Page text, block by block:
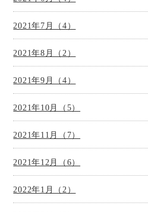
2021年7月（4）
2021年8月（2）
2021年9月（4）
2021年10月（5）
2021年11月（7）
2021年12月（6）
2022年1月（2）